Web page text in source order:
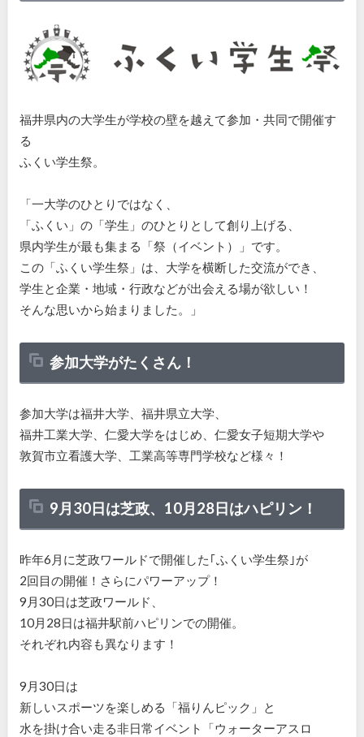
福井県内の大学生が学校の壁を越えて参加・共同で開催す
る
ふくい学生祭。
「一大学のひとりではなく、
「ふくい」の「学生」のひとりとして創り上げる、
県内学生が最も集まる「祭（イベント）」です。
この「ふくい学生祭」は、大学を横断した交流ができ、
学生と企業・地域・行政などが出会える場が欲しい！
そんな思いから始まりました。」
参加大学がたくさん！
参加大学は福井大学、福井県立大学、
福井工業大学、仁愛大学をはじめ、仁愛女子短期大学や
敦賀市立看護大学、工業高等専門学校など様々！
9月30日は芝政、10月28日はハピリン！
昨年6月に芝政ワールドで開催した｢ふくい学生祭｣が
2回目の開催！さらにパワーアップ！
9月30日は芝政ワールド、
10月28日は福井駅前ハピリンでの開催。
それぞれ内容も異なります！
9月30日は
新しいスポーツを楽しめる「福りんピック」と
水を掛け合い走る非日常イベント「ウォーターアスロ